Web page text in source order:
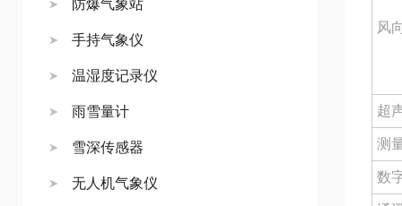
防爆气象站
手持气象仪
温湿度记录仪
雨雪量计
雪深传感器
无人机气象仪
风
超
测
数